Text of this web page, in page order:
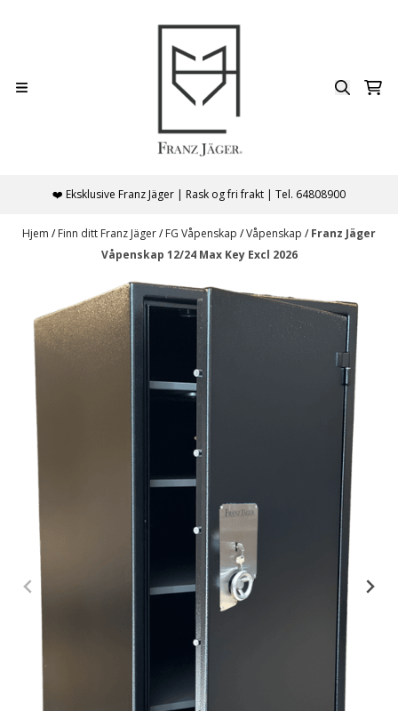
❤️ Eksklusive Franz Jäger | Rask og fri frakt | Tel. 64808900
Hjem /Finn ditt Franz Jäger/FG Våpenskap /Våpenskap /Franz Jäger
Våpenskap 12/24 Max Key Excl 2026